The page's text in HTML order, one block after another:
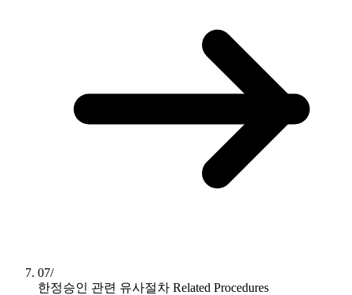
07/
한정승인 관련 유사절차 Related Procedures